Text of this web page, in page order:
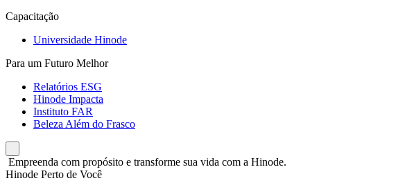
Capacitação
Universidade Hinode
Para um Futuro Melhor
Relatórios ESG
Hinode Impacta
Instituto FAR
Beleza Além do Frasco
Empreenda com propósito e transforme sua vida com a Hinode.
Hinode Perto de Você